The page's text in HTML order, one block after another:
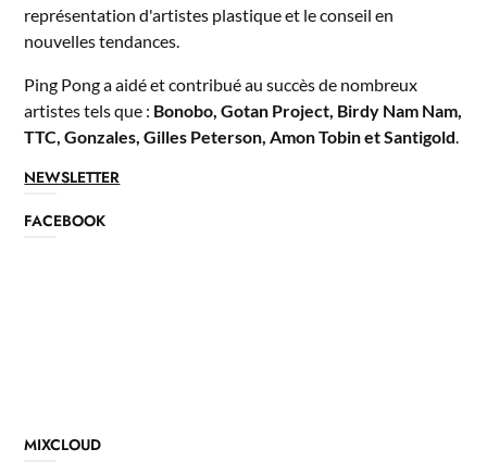
représentation d'artistes plastique et le conseil en
nouvelles tendances.
Ping Pong a aidé et contribué au succès de nombreux
artistes tels que : Bonobo, Gotan Project, Birdy Nam Nam,
TTC, Gonzales, Gilles Peterson, Amon Tobin et Santigold
NEWSLETTER
FACEBOOK
MIXCLOUD